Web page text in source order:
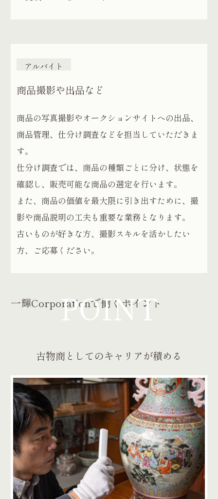
商品撮影や出品など
アルバイト
商品の写真撮影やオークションサイトへの出品、
商品管理、仕分け調査などを担当していただきま
す。
仕分け調査では、商品の種類ごとに分け、状態を
確認し、販売可能な商品の選定を行います。
また、商品の価値を最大限に引き出すために、撮
影や商品説明の工夫も重要な業務となります。
古いものが好きな方、撮影スキルを活かしたい
方、ご応募ください。
一輝Corporationで働くポイント
POINT
古物商としてのキャリアが積める